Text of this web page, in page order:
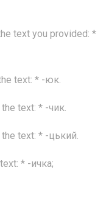
text you provided: *
text: * -юк.
text: * -чик.
the text: * -цький.
* -ичка;